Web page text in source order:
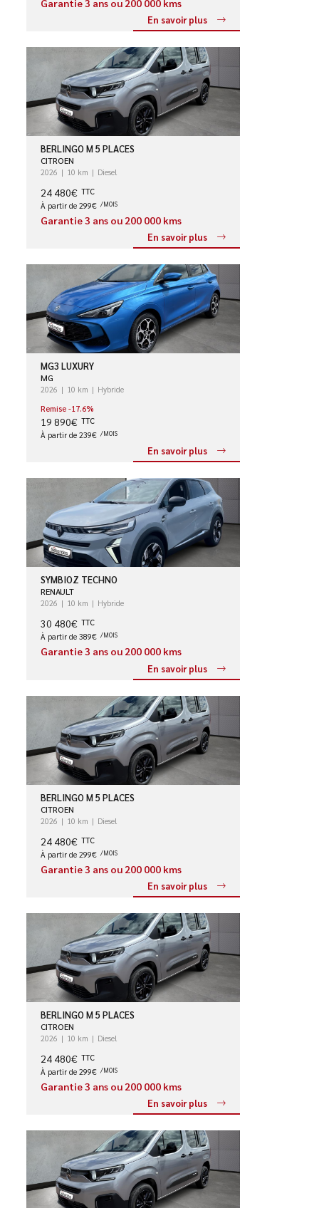
En savoir plus
BERLINGO M 5 PLACES
CITROEN
2026 10 km Diesel
24 480€ TTC
À partir de 299€ /MOIS
Garantie 3 ans ou 200 000 kms
En savoir plus
MG3 LUXURY
MG
2026 10 km
Hybride
Remise -17.6%
19 890€ TTC
À partir de 239€ /MOIS
En savoir plus
SYMBIOZ TECHNO
RENAULT
2026 10 km Hybride
30 480€ TTC
À partir de 389€ /MOIS
Garantie 3 ans ou 200 000 kms
En savoir plus
BERLINGO M 5 PLACES
CITROEN
2026 10 km Diesel
24 480€ TTC
À partir de 299€ /MOIS
Garantie 3 ans ou 200 000 kms
En savoir plus
BERLINGO M 5 PLACES
CITROEN
2026 10 km Diesel
24 480€ TTC
À partir de 299€ /MOIS
Garantie 3 ans ou 200 000 kms
En savoir plus